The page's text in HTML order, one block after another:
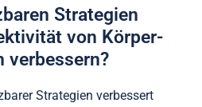
Gesundheit
oft an und erkennen
und körperliche
Stigmatisierung Individuen